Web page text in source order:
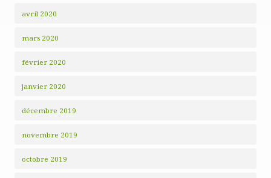
avril 2020
mars 2020
février 2020
janvier 2020
décembre 2019
novembre 2019
octobre 2019